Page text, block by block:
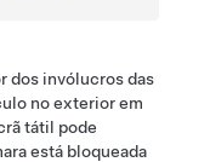
dos invólucros das
no exterior em
tátil pode
está bloqueada